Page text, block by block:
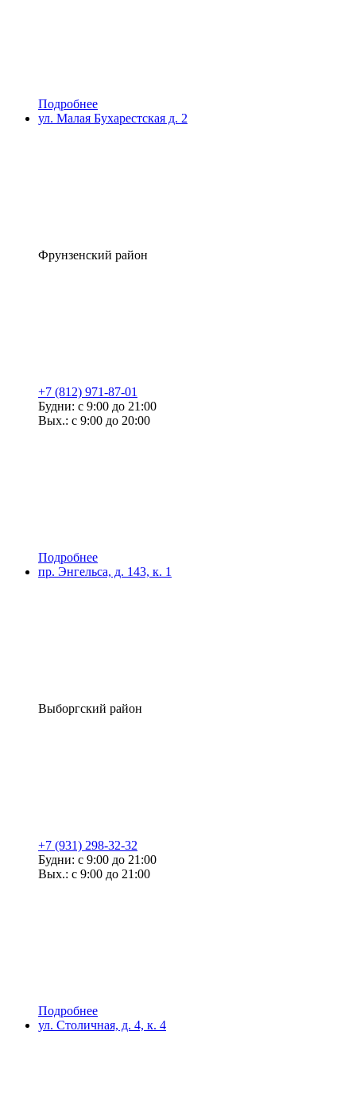
Подробнее
ул. Малая Бухарестская д. 2
Фрунзенский район
+7 (812) 971-87-01
Будни: с 9:00 до 21:00
Вых.: с 9:00 до 20:00
Подробнее
пр. Энгельса, д. 143, к. 1
Выборгский район
+7 (931) 298-32-32
Будни: с 9:00 до 21:00
Вых.: с 9:00 до 21:00
Подробнее
ул. Столичная, д. 4, к. 4